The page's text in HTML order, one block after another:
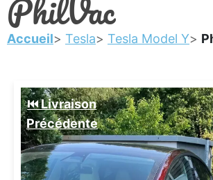
Accueil Tesla Tesla Model Y
⏮️ Livraison
Précédente